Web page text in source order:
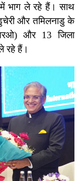
में भाग ले रहे हैं। साथ
और तमिलनाडु के
और 13 जिला
रहे हैं।